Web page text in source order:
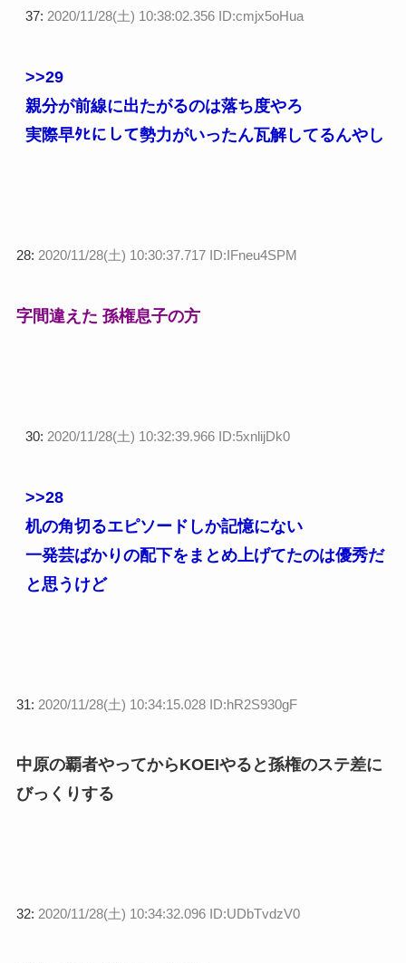
37: 2020/11/28(土) 10:38:02.356 ID:cmjx5oHua
>>29
親分が前線に出たがるのは落ち度やろ
実際早ﾀﾋにして勢力がいったん瓦解してるんやし
28: 2020/11/28(土) 10:30:37.717 ID:IFneu4SPM
字間違えた 孫権息子の方
30: 2020/11/28(土) 10:32:39.966 ID:5xnlijDk0
>>28
机の角切るエピソードしか記憶にない
一発芸ばかりの配下をまとめ上げてたのは優秀だ
と思うけど
31: 2020/11/28(土) 10:34:15.028 ID:hR2S930gF
中原の覇者やってからKOEIやると孫権のステ差に
びっくりする
32: 2020/11/28(土) 10:34:32.096 ID:UDbTvdzV0